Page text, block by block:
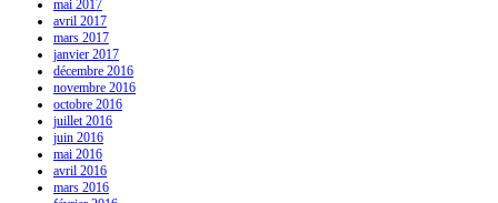
mai 2017
avril 2017
mars 2017
janvier 2017
décembre 2016
novembre 2016
octobre 2016
juillet 2016
juin 2016
mai 2016
avril 2016
mars 2016